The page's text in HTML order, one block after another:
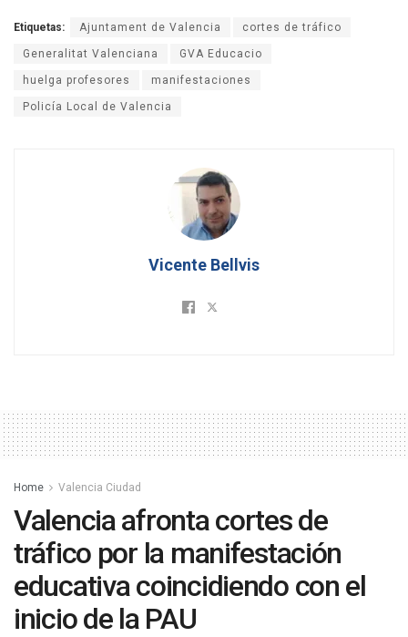
Etiquetas: Ajuntament de Valencia cortes de tráfico
Generalitat Valenciana GVA Educacio
huelga profesores manifestaciones
Policía Local de Valencia
Vicente Bellvis
Home Valencia Ciudad
Valencia afronta cortes de
tráfico por la manifestación
educativa coincidiendo con el
inicio de la PAU